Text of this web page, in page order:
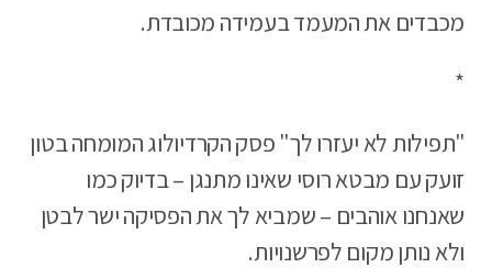
מכבדים את המעמד בעמידה מכובדת.
*
"תפילות לא יעזרו לך" פסק הקרדיולוג המומחה בטון
זועק עם מבטא רוסי שאינו מתנגן – בדיוק כמו
שאנחנו אוהבים – שמביא לך את הפסיקה ישר לבטן
ולא נותן מקום לפרשנויות.